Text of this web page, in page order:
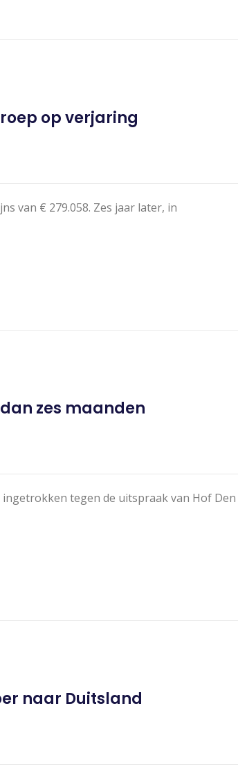
op verjaring
van € 279.058. Zes jaar later, in
zes maanden
tegen de uitspraak van Hof Den
naar Duitsland